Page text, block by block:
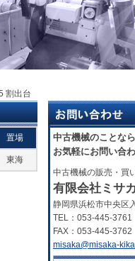
割出台
置場
東海
中古機械のことなら
お気軽にお問い合
中古機械の販売・買
有限会社ミサ
静岡県浜松市中央区
TEL：053-445-3761
FAX：053-445-3762
misaka@misaka-